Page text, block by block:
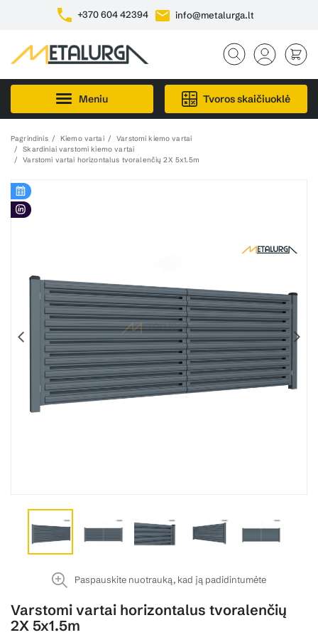
+370 604 42394 info@metalurga.lt
Meniu Tvoros skaičiuoklė
Pagrindinis Kiemo vartai
Varstomi kiemo vartai
Skardiniai varstomi kiemo vartai
Varstomi vartai horizontalus tvoralenčių 2X 5x1.5m
Paspauskite nuotrauką, kad ją padidintumėte
Varstomi vartai horizontalus tvoralenčių
2X 5x1.5m